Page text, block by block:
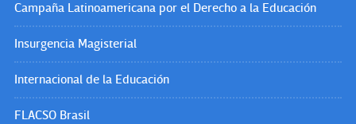
Campaña Latinoamericana por el Derecho a la Educación
Insurgencia Magisterial
Internacional de la Educación
FLACSO Brasil